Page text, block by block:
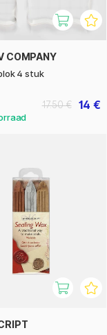
COMPANY
4 stuk
14 €
17.50 €